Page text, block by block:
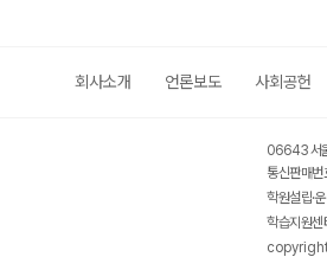
회사소개 언론보도 사회공헌
06643 서
통신판매
학원설립·
학습지원